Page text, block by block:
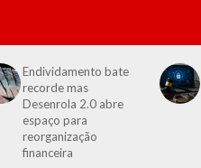
Endividamento bate
recorde mas
Desenrola 2.0 abre
espaço para
reorganização
financeira